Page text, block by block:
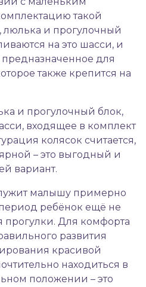
такой
люлька и прогулочный
на это шасси, и
предназначенное для
также крепится на
и прогулочный блок,
входящее в комплект
колясок считается,
– это выгодный и
вариант.
малышу примерно
ребёнок ещё не
прогулки. Для комфорта
развития
красивой
находиться в
положении – это